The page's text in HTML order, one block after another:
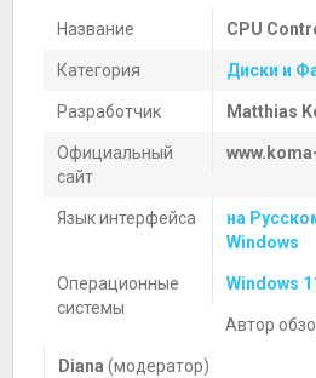
Название CPU
Категория Диски и
Разработчик Matthias
Официальный
сайт
Язык интерфейса
на
Windows
Операционные
системы
Windows
Автор
Diana (модератор)